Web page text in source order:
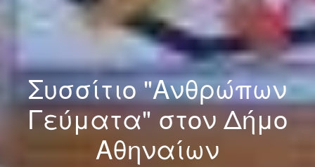
Συσσίτιο "Ανθρώπων
Γεύματα" στον Δήμο
Αθηναίων